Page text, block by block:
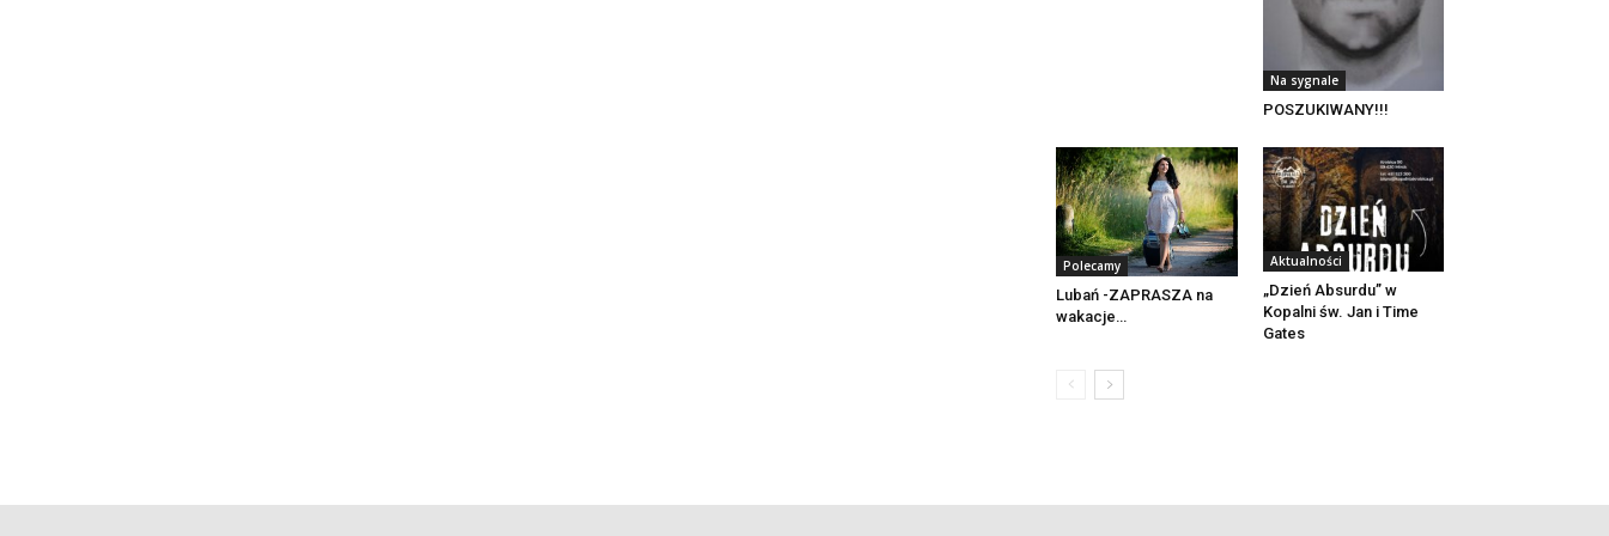
Na sygnale
POSZUKIWANY!!!
Polecamy
Lubań -ZAPRASZA na
wakacje…
Aktualności
„Dzień Absurdu” w
Kopalni św. Jan i Time
Gates